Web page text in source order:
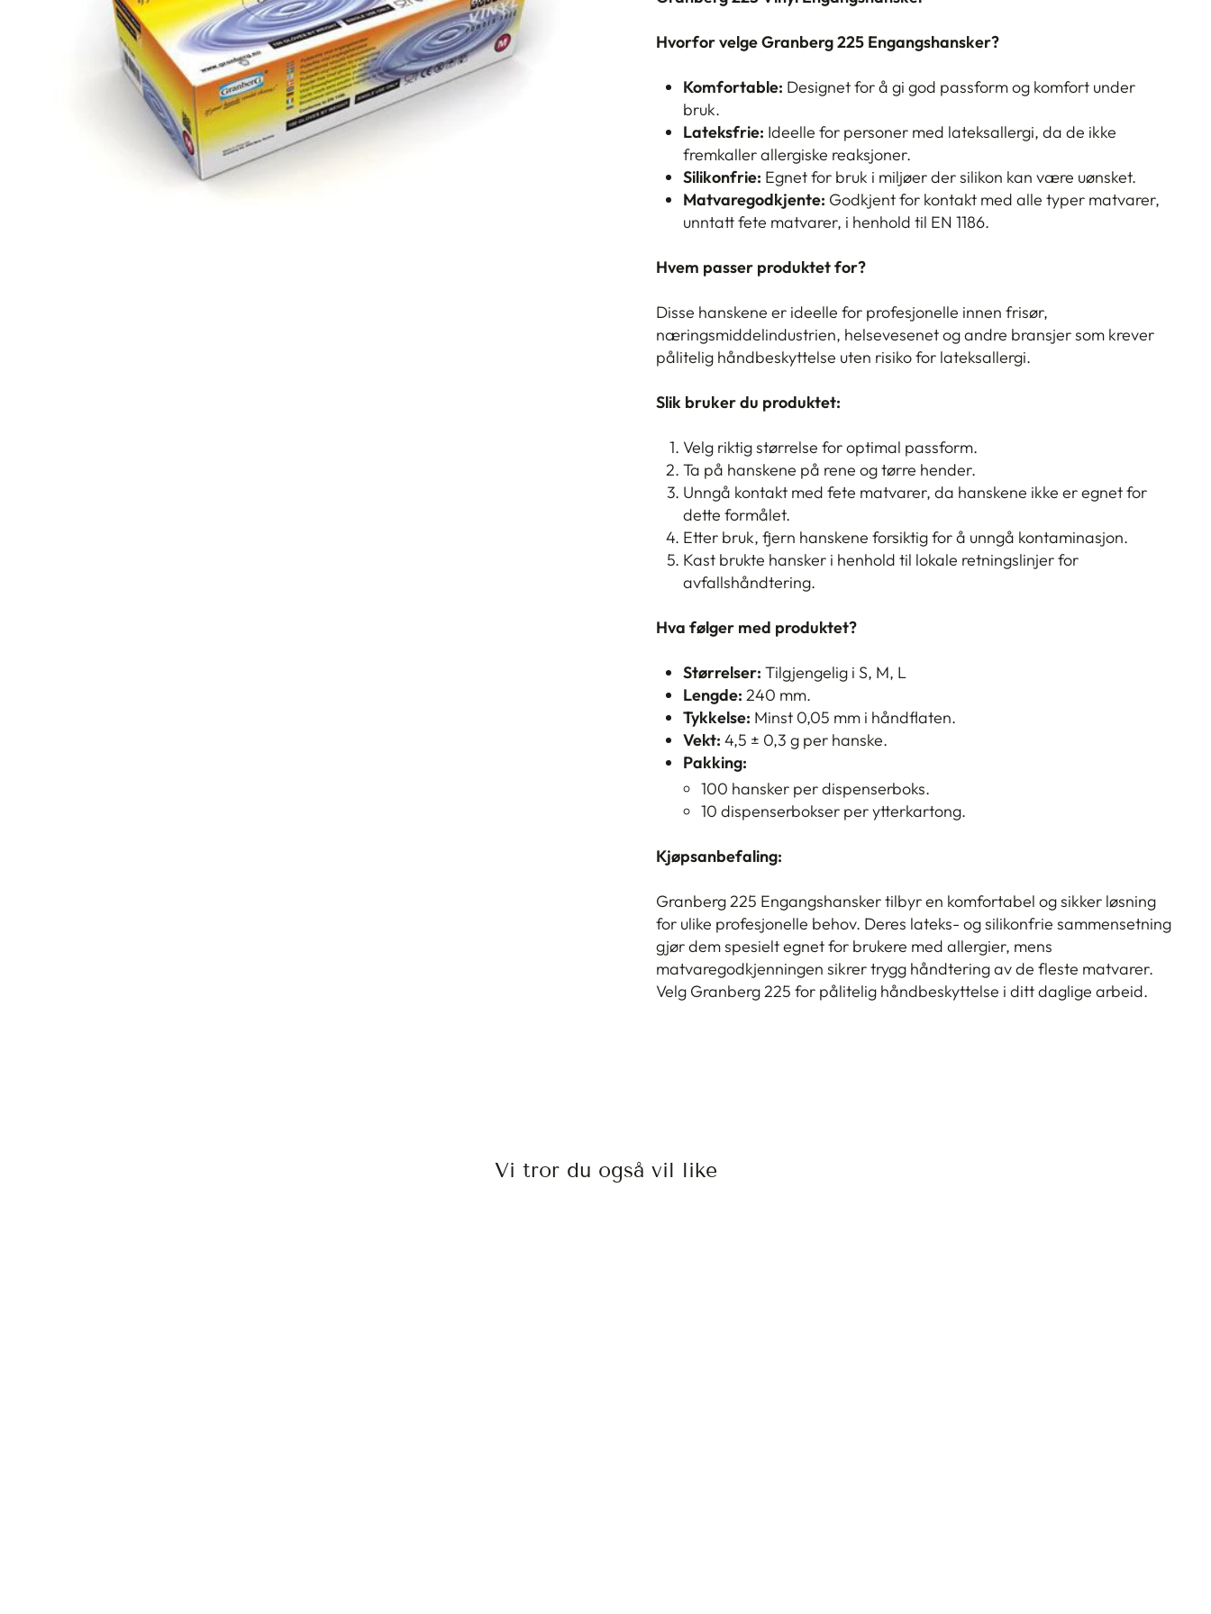
Hvorfor velge Granberg 225 Engangshansker?
Komfortable: Designet for å gi god passform og komfort under
bruk.
Lateksfrie: Ideelle for personer med lateksallergi, da de ikke
fremkaller allergiske reaksjoner.
Silikonfrie: Egnet for bruk i miljøer der silikon kan være uønsket.
Matvaregodkjente: Godkjent for kontakt med alle typer matvarer,
unntatt fete matvarer, i henhold til EN 1186.
Hvem passer produktet for?
Disse hanskene er ideelle for profesjonelle innen frisør,
næringsmiddelindustrien, helsevesenet og andre bransjer som krever
pålitelig håndbeskyttelse uten risiko for lateksallergi.
Slik bruker du produktet:
Velg riktig størrelse for optimal passform.
Ta på hanskene på rene og tørre hender.
Unngå kontakt med fete matvarer, da hanskene ikke er egnet for
dette formålet.
Etter bruk, fjern hanskene forsiktig for å unngå kontaminasjon.
Kast brukte hansker i henhold til lokale retningslinjer for
avfallshåndtering.
Hva følger med produktet?
Størrelser: Tilgjengelig i S, M, L
Lengde: 240 mm.
Tykkelse: Minst 0,05 mm i håndflaten.
Vekt: 4,5 ± 0,3 g per hanske.
Pakking:
100 hansker per dispenserboks.
10 dispenserbokser per ytterkartong.
Kjøpsanbefaling:
Granberg 225 Engangshansker tilbyr en komfortabel og sikker løsning
for ulike profesjonelle behov. Deres lateks- og silikonfrie sammensetning
gjør dem spesielt egnet for brukere med allergier, mens
matvaregodkjenningen sikrer trygg håndtering av de fleste matvarer.
Velg Granberg 225 for pålitelig håndbeskyttelse i ditt daglige arbeid.
Vi tror du også vil like